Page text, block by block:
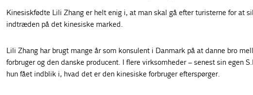
Kinesiskfødte Lili Zhang er helt enig i, at man skal gå efter turisterne for at
indtræden på det kinesiske marked.
Lili Zhang har brugt mange år som konsulent i Danmark på at danne bro
forbruger og den danske producent. I flere virksomheder – senest sin egen
hun fået indblik i, hvad det er den kinesiske forbruger efterspørger.